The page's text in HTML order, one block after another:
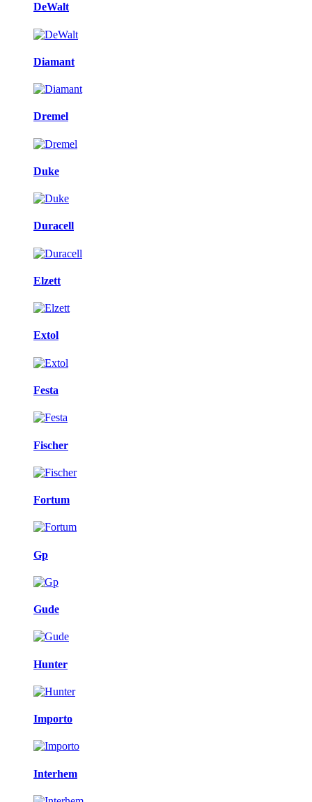
DeWalt
Diamant
Dremel
Duke
Duracell
Elzett
Extol
Festa
Fischer
Fortum
Gp
Gude
Hunter
Importo
Interhem